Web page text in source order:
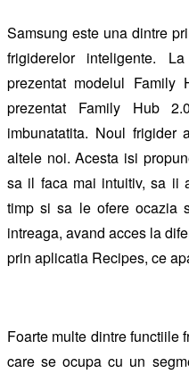
Samsung este una dintre
frigiderelor inteligente.
prezentat modelul
prezentat Family Hub
imbunatatita. Noul
altele noi. Acesta isi
sa il faca mai intuitiv, sa ii
timp si sa le ofere ocazia
intreaga, avand acces la
prin aplicatia Recipes, ce
Foarte multe dintre functiile
care se ocupa cu un